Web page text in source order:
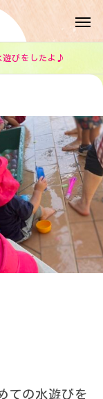
びをしたよ♪
ての水遊びを